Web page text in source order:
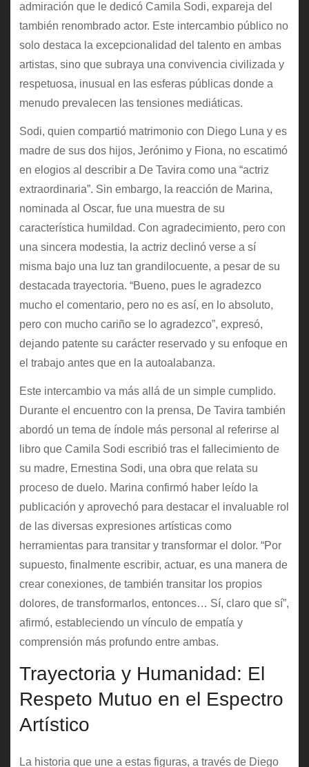
admiración que le dedicó Camila Sodi, expareja del
también renombrado actor. Este intercambio público no
solo destaca la excepcionalidad del talento en ambas
artistas, sino que subraya una convivencia civilizada y
respetuosa, inusual en las esferas públicas donde a
menudo prevalecen las tensiones mediáticas.
Sodi, quien compartió matrimonio con Diego Luna y es
madre de sus dos hijos, Jerónimo y Fiona, no escatimó
en elogios al describir a De Tavira como una “actriz
extraordinaria”. Sin embargo, la reacción de Marina,
nominada al Oscar, fue una muestra de su
característica humildad. Con agradecimiento, pero con
una sincera modestia, la actriz declinó verse a sí
misma bajo una luz tan grandilocuente, a pesar de su
destacada trayectoria. “Bueno, pues le agradezco
mucho el comentario, pero no es así, en lo absoluto,
pero con mucho cariño se lo agradezco”, expresó,
dejando patente su carácter reservado y su enfoque en
el trabajo antes que en la autoalabanza.
Este intercambio va más allá de un simple cumplido.
Durante el encuentro con la prensa, De Tavira también
abordó un tema de índole más personal al referirse al
libro que Camila Sodi escribió tras el fallecimiento de
su madre, Ernestina Sodi, una obra que relata su
proceso de duelo. Marina confirmó haber leído la
publicación y aprovechó para destacar el invaluable rol
de las diversas expresiones artísticas como
herramientas para transitar y transformar el dolor. “Por
supuesto, finalmente escribir, actuar, es una manera de
crear conexiones, de también transitar los propios
dolores, de transformarlos, entonces… Sí, claro que sí”,
afirmó, estableciendo un vínculo de empatía y
comprensión más profundo entre ambas.
Trayectoria y Humanidad: El
Respeto Mutuo en el Espectro
Artístico
La historia que une a estas figuras, a través de Diego